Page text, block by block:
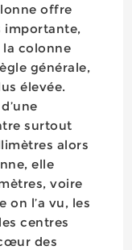
offre
importante,
la colonne
générale,
élevée.
surtout
alors
elle
voire
on l’a vu, les
centres
des